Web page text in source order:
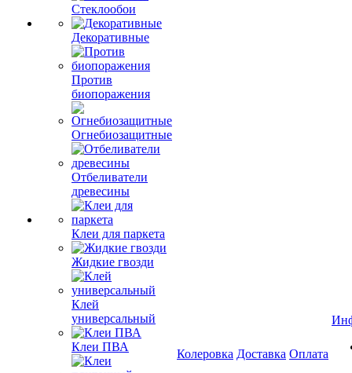
Стеклообои
Декоративные
Против
биопоражения
Огнебиозащитные
Отбеливатели
древесины
Клеи для паркета
Жидкие гвозди
Клей
универсальный
Клеи ПВА
Колеровка Доставка Оплата